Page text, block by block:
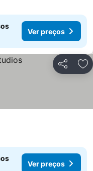
Ver preços
Partilhar
Ver preços